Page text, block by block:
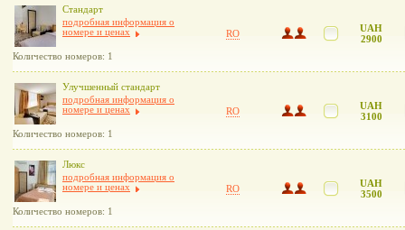
Стандарт
подробная информация о
номере и ценах
Количество номеров: 1
RO
UAH
2900
Улучшенный стандарт
подробная информация о
номере и ценах
Количество номеров: 1
RO
UAH
3100
Люкс
подробная информация о
номере и ценах
Количество номеров: 1
RO
UAH
3500